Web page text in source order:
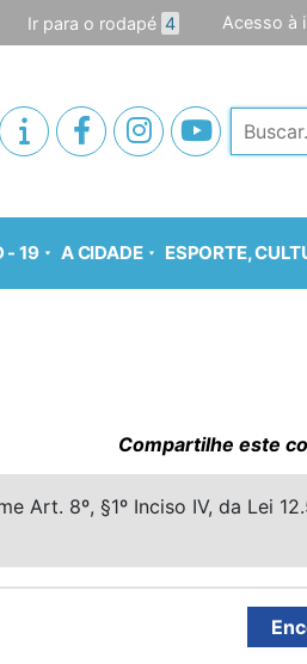
Ir para o rodapé 4 Acesso à
Pesquisar
- 19 A CIDADE ESPORTE,
Compartilhe este
Art. 8º, §1º Inciso IV, da Lei